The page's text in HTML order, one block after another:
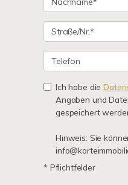
Ich habe die
Angaben und
gespeichert
Hinweis: Sie
* Pflichtfelder